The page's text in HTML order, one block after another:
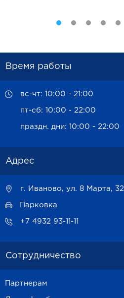
Время работы
вс-чт: 10:00 - 21:00
пт-сб: 10:00 - 22:00
праздн. дни: 10:00 - 22:00
Адрес
г. Иваново, ул. 8 Марта, 32
Парковка
+7 4932 93-11-11
Сотрудничество
Партнерам